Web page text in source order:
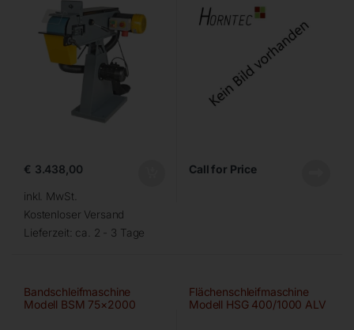
€ 3.438,00
inkl. MwSt.
Kostenloser Versand
Lieferzeit: ca. 2 - 3 Tage
Call for Price
Bandschleifmaschine
Modell BSM 75×2000
Flächenschleifmaschine
Modell HSG 400/1000 ALV